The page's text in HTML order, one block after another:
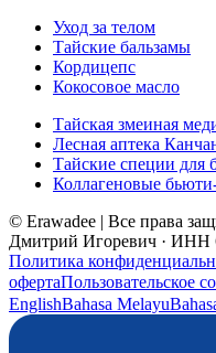
Уход за телом
Тайские бальзамы
Кордицепс
Кокосовое масло
Тайская змеиная
Лесная аптека
Тайские специи для
Коллагеновые
© Erawadee | Все права
Дмитрий Игоревич · ИНН
Политика
офертаПользовательское
EnglishBahasa Melayu